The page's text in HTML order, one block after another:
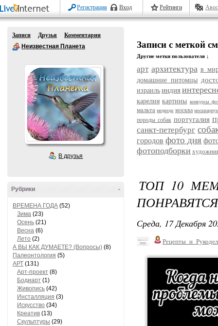
Регистрация Вход Рейтинги
Записи Друзья
Комментарии
Неизвестная Планета
В друзья
-
Рубрики
ВРЕМЕНА ГОДА (52)
Зима (23)
Осень (21)
Весна (6)
Лето (2)
А ВЫ КАК ДУМАЕТЕ? (Вопросы) (8)
Палеонтология (5)
АРТ (131)
Арт-проект (8)
Бодиарт (1)
Живопись (42)
Инсталляция (3)
Искусство (34)
Креатив (13)
Скульптуры (29)
Записи с меткой
Другие метки пользователя ↓
арт архитектура в
домашние питомцы
израиль индия
карелия картины конкурсы
мальта медведи москва
породы собак португалия
санкт-петербург
городов фото дня
фотоподборки
ТОП 10
Среда, 17 Декабря